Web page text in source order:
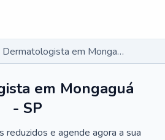
Dermatologista em Mongaguá - SP
em Mongaguá
- SP
e agende agora a sua